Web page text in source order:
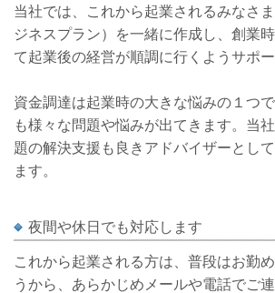
当社では、これから起業されるみなさ
ジネスプラン）を一緒に作成し、創業
て起業後の経営が順調に行くようサポー
資金調達は起業時の大きな悩みの１つ
も様々な問題や悩みが出てきます。当
題の解決支援も良きアドバイザーとし
ます。
夜間や休日でも対応します
これから起業される方は、普段はお勤
うから、あらかじめメールや電話でご